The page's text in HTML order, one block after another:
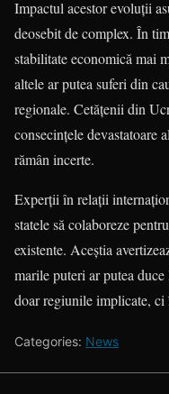
Impactul acestor evoluții
deosebit de complex. În
stabilitate economică mai
altele ar putea suferi din
regionale. Cetățenii din
consecințele devastatoare
rămân incerte.
Experții în relații
statele să colaboreze
existente. Aceștia
marile puteri ar putea
doar regiunile implicate, ci
Categories: News